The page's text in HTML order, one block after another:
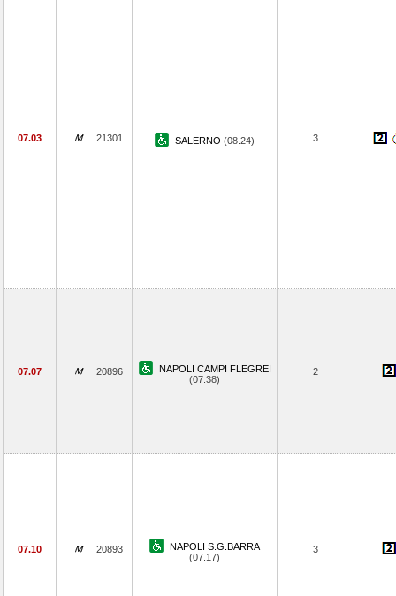
07.03 21301 SALERNO (08.24) 3
07.07 20896
NAPOLI CAMPI FLEGREI
(07.38)
2
07.10 20893
NAPOLI S.G.BARRA
(07.17)
3